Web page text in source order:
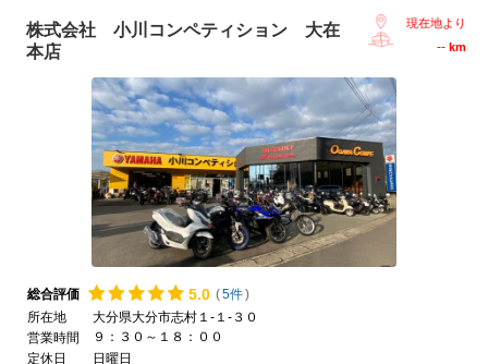
株式会社 小川コンペティション 大在
本店
現在地より
-- km
総合評価 5.0 (5件)
所在地
大分県大分市志村１-１-３０
営業時間
９：３０～１８：００
定休日
日曜日